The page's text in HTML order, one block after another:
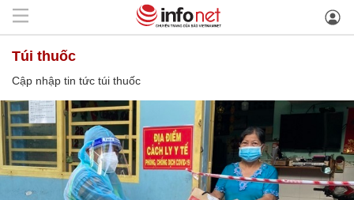
túi thuốc
Cập nhập tin tức túi thuốc